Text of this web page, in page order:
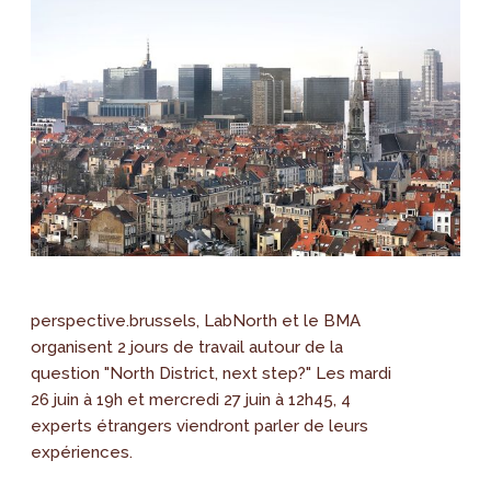
perspective.brussels, LabNorth et le BMA
organisent 2 jours de travail autour de la
question "North District, next step?" Les mardi
26 juin à 19h et mercredi 27 juin à 12h45, 4
experts étrangers viendront parler de leurs
expériences.